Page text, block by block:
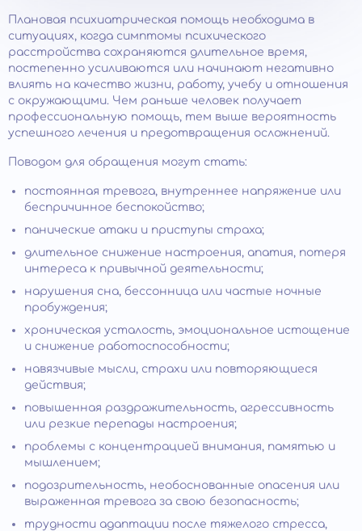
Плановая психиатрическая помощь необходима в
ситуациях, когда симптомы психического
расстройства сохраняются длительное время,
постепенно усиливаются или начинают негативно
влиять на качество жизни, работу, учебу и отношения
с окружающими. Чем раньше человек получает
профессиональную помощь, тем выше вероятность
успешного лечения и предотвращения осложнений.
Поводом для обращения могут стать:
постоянная тревога, внутреннее напряжение или
беспричинное беспокойство;
панические атаки и приступы страха;
длительное снижение настроения, апатия, потеря
интереса к привычной деятельности;
нарушения сна, бессонница или частые ночные
пробуждения;
хроническая усталость, эмоциональное истощение
и снижение работоспособности;
навязчивые мысли, страхи или повторяющиеся
действия;
повышенная раздражительность, агрессивность
или резкие перепады настроения;
проблемы с концентрацией внимания, памятью и
мышлением;
подозрительность, необоснованные опасения или
выраженная тревога за свою безопасность;
трудности адаптации после тяжелого стресса,